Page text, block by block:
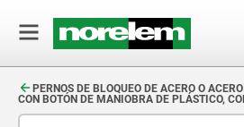
PERNOS DE BLOQUEO DE ACERO O
CON BOTÓN DE MANIOBRA DE PLÁSTICO,